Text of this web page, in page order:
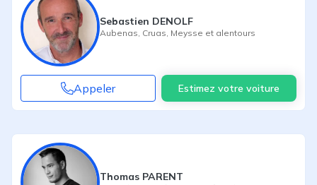
Sebastien DENOLF
Aubenas Cruas Meysse et alentours
Appeler Estimez votre voiture
Thomas PARENT